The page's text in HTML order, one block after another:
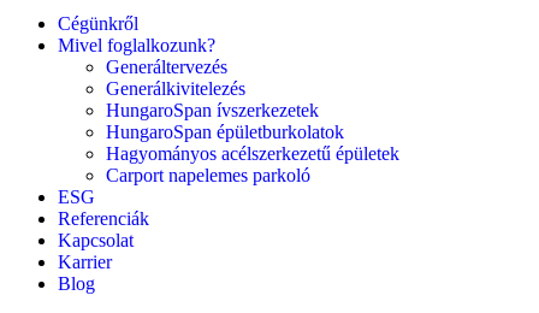
Cégünkről
Mivel foglalkozunk?
Generáltervezés
Generálkivitelezés
HungaroSpan ívszerkezetek
HungaroSpan épületburkolatok
Hagyományos acélszerkezetű épületek
Carport napelemes parkoló
ESG
Referenciák
Kapcsolat
Karrier
Blog